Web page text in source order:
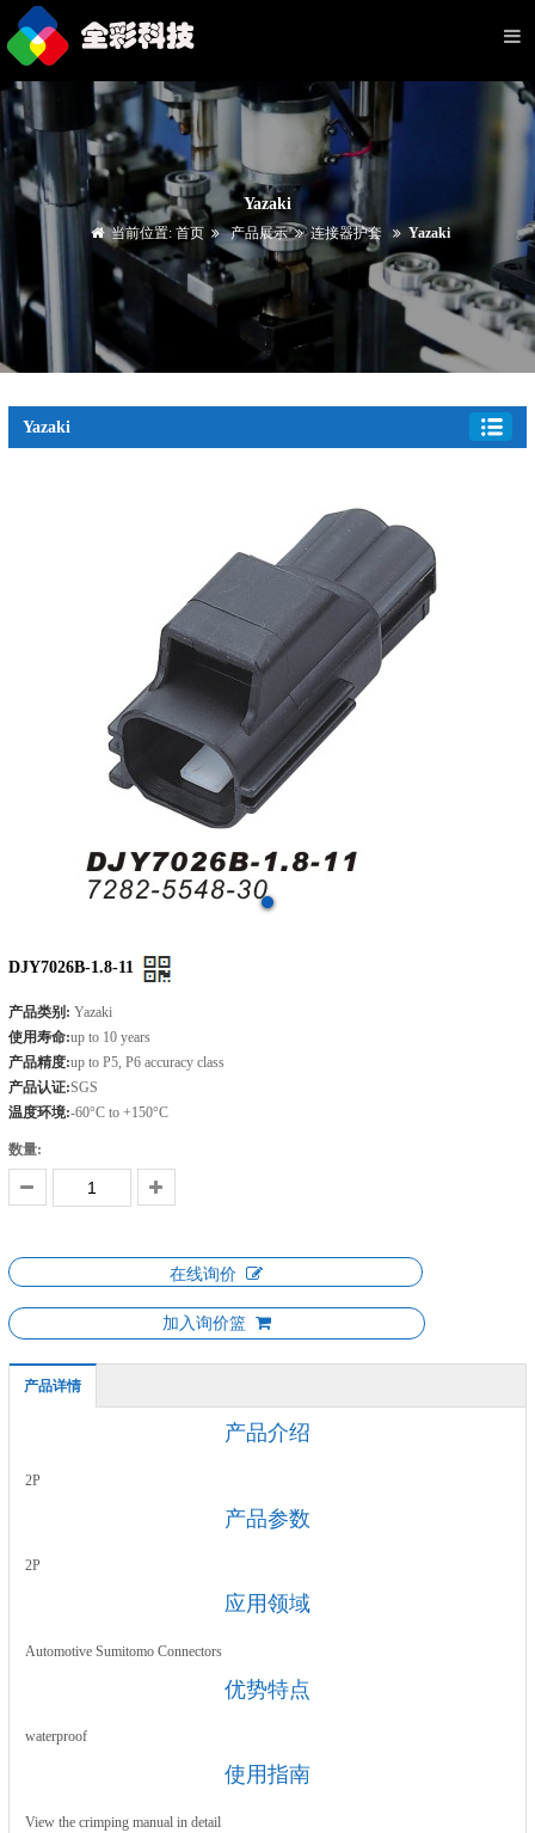
Yazaki
当前位置:首页 产品展示 连接器护套 Yazaki
Yazaki
DJY7026B-1.8-11
产品类别: Yazaki
使用寿命:up to 10 years
产品精度:up to P5, P6 accuracy class
产品认证:SGS
温度环境:-60°C to +150°C
数量:
在线询价
加入询价篮
产品详情
产品介绍
2P
产品参数
2P
应用领域
Automotive Sumitomo Connectors
优势特点
waterproof
使用指南
View the crimping manual in detail